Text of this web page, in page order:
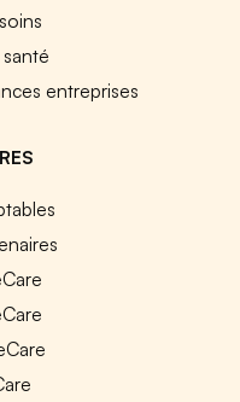
entreprises